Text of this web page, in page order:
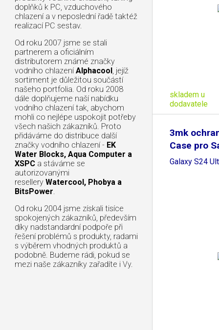
doplňků k PC, vzduchového
chlazení a v neposlední řadě taktéž
realizací PC sestav.
Od roku 2007 jsme se stali
partnerem a oficiálním
distributorem známé značky
vodního chlazení Alphacool, jejíž
sortiment je důležitou součástí
našeho portfolia. Od roku 2008
dále doplňujeme naší nabídku
vodního chlazení tak, abychom
mohli co nejlépe uspokojit potřeby
všech našich zákazníků. Proto
přidáváme do distribuce další
značky vodního chlazení - EK
Water Blocks, Aqua Computer a
XSPC a stáváme se
autorizovanými
resellery Watercool, Phobya a
BitsPower.
Od roku 2004 jsme získali tisíce
spokojených zákazníků, především
díky nadstandardní podpoře při
řešení problémů s produkty, radami
s výběrem vhodných produktů a
podobně. Budeme rádi, pokud se
mezi naše zákazníky zařadíte i Vy.
skladem u
dodavatele
3mk
Case pro
Galaxy S24